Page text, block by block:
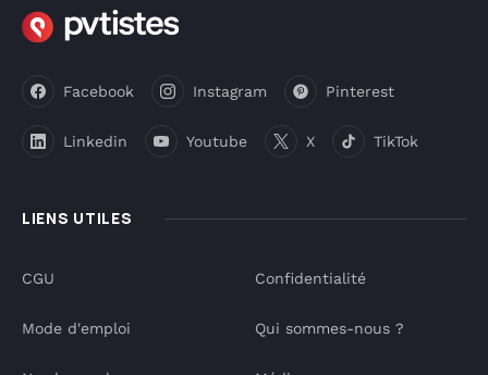
LIENS UTILES
Facebook Instagram Pinterest
Linkedin Youtube X TikTok
CGU
Mode d'emploi
Confidentialité
Qui sommes-nous ?